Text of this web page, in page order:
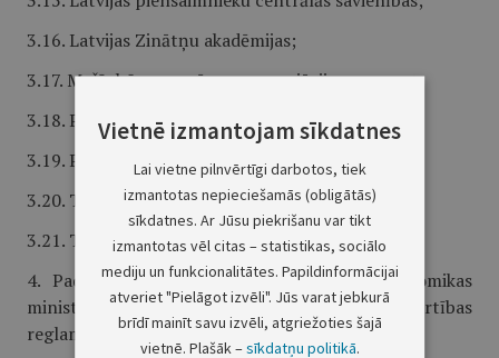
3.16. Latvijas Zinātņu akadēmijas;
3.17. Mašīnbūves uzņēmumu asociācijas;
3.18. Pārtikas uzņēmumu federācijas;
3.19. Patērētāju interešu aizsardzības kluba;
3.20. Tehnisko ekspertu asociācijas;
3.21. Tirdzniecības un rūpniecības kameras.
4. Padomes personālsastāvu apstiprina ekonomikas
ministrs. Padome apstiprina iekšējās kārtības
reglamentu.
Vietnē izmantojam sīkdatnes
Lai vietne pilnvērtīgi darbotos, tiek
izmantotas nepieciešamās (obligātās)
sīkdatnes. Ar Jūsu piekrišanu var tikt
izmantotas vēl citas – statistikas, sociālo
mediju un funkcionalitātes. Papildinformācijai
atveriet "Pielāgot izvēli". Jūs varat jebkurā
brīdī mainīt savu izvēli, atgriežoties šajā
vietnē. Plašāk –sīkdatņu politikā.